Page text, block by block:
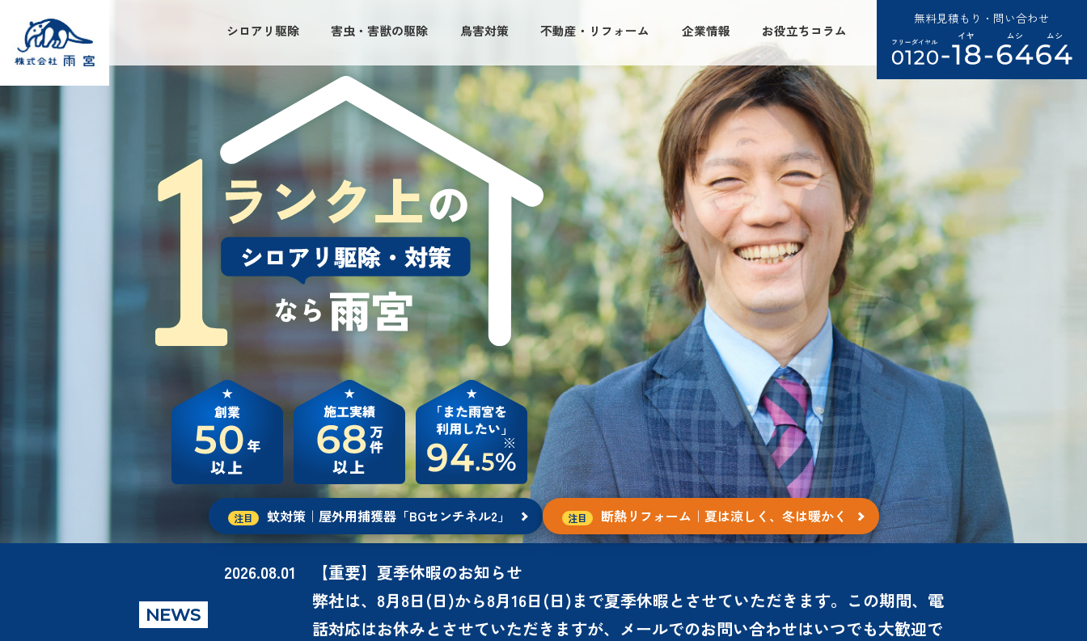
シロアリ駆除 害虫・害獣の駆除 鳥害対策 不動産・リフォーム 企業情報 お役立ちコラム
無料見積もり・問い合わせ
蚊対策｜屋外用捕獲器「BGセンチネル2」 断熱リフォーム ｜夏は涼しく、冬は暖かく
NEWS
2026.08.01
【重要】夏季休暇のお知らせ
弊社は、8月8日(日)から8月16日(日)まで夏季休暇とさせていただきます。この期間、電
話対応はお休みとさせていただきますが、メールでのお問い合わせはいつでも大歓迎で